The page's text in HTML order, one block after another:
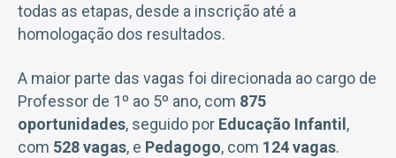
todas as etapas, desde a inscrição até a
homologação dos resultados.
A maior parte das vagas foi direcionada ao cargo de
Professor de 1º ao 5º ano, com 875
oportunidades, seguido por Educação Infantil ,
com 528 vagas, e Pedagogo, com 124 vagas.